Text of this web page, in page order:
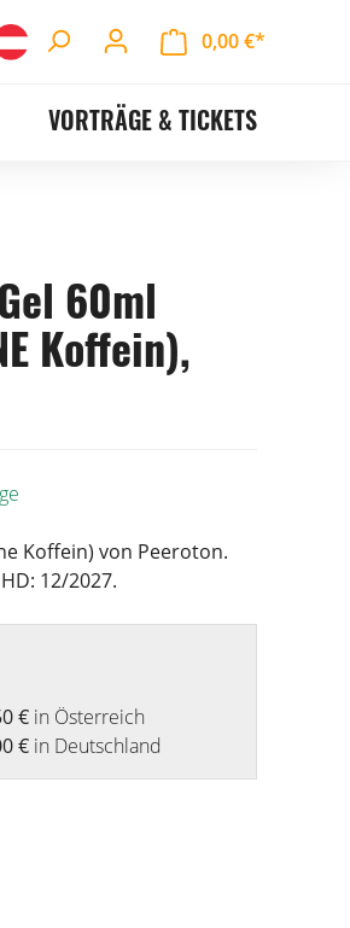
0,00 €*
VORTRÄGE & TICKETS
60ml
Koffein),
Koffein) von Peeroton.
12/2027.
€in Österreich
€in Deutschland